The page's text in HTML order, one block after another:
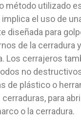
método utilizado
el uso de
diseñada para
de la cerradura y
Los cerrajeros
no
de plástico o
para
o la cerradura.